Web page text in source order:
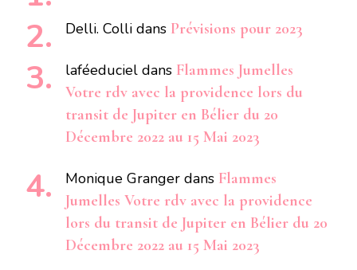
Delli. Colli dans Prévisions pour 2023
laféeduciel dans Flammes Jumelles
Votre rdv avec la providence lors du
transit de Jupiter en Bélier du 20
Décembre 2022 au 15 Mai 2023
Monique Granger dans Flammes
Jumelles Votre rdv avec la providence
lors du transit de Jupiter en Bélier du 20
Décembre 2022 au 15 Mai 2023